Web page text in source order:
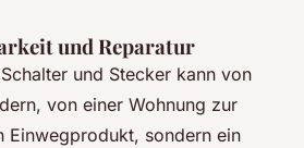
und Reparatur
und Stecker kann von
von einer Wohnung zur
Einwegprodukt, sondern ein